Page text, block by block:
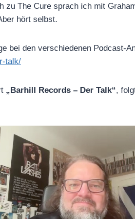
zu The Cure sprach ich mit
hört selbst.
bei den verschiedenen Podcast-
talk/
„Barhill Records – Der Talk“,